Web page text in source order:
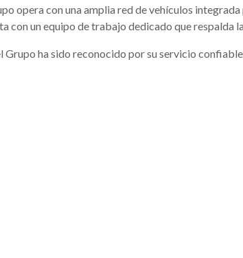
opera con una amplia red de vehículos
con un equipo de trabajo dedicado que
Grupo ha sido reconocido por su servicio